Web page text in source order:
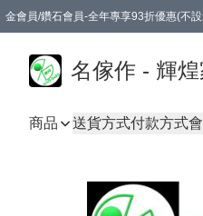
金會員/鑽石會員-全年專享93折優惠(不
名傢作 - 輝
商品 送貨方式付款方式